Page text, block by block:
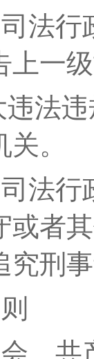
法行
上一
法
。
法行
或者
究刑
、共